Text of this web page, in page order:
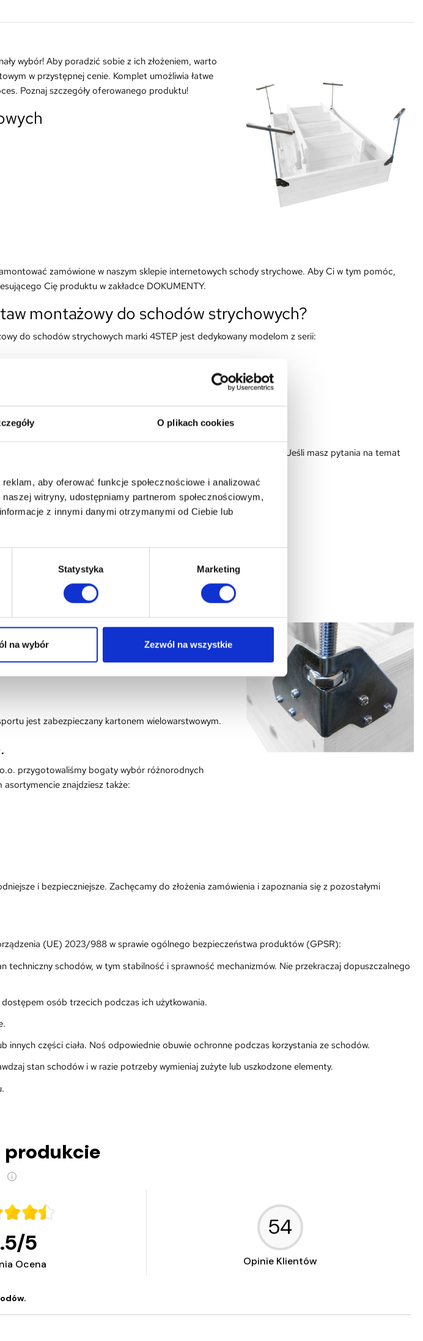
O plikach cookies
aby oferować funkcje społecznościowe i analizować
witryny, udostępniamy partnerom społecznościowym,
z innymi danymi otrzymanymi od Ciebie lub
Statystyka Marketing
na wybór Zezwól na wszystkie
wybór! Aby poradzić sobie z ich złożeniem, warto
w przystępnej cenie. Komplet umożliwia łatwe
Poznaj szczegóły oferowanego produktu!
zamówione w naszym sklepie internetowych schody strychowe. Aby Ci w tym pomóc,
Cię produktu w zakładce DOKUMENTY.
montażowy do schodów strychowych?
do schodów strychowych marki 4STEP jest dedykowany modelom z serii:
w przypadku montażu schodów strychowych innych producentów. Jeśli masz pytania na temat
lub mailowo – nasze zespół z chęcią Ci pomoże.
4STEP, należy mieć na uwadze, że:
lub kotwami.
strychowych 4STEP
interesującego Cię modelu. W zakładce
znalazł się właśnie proponowany komplet
jest zabezpieczany kartonem wielowarstwowym.
przygotowaliśmy bogaty wybór różnorodnych
znajdziesz także:
i bezpieczniejsze. Zachęcamy do złożenia zamówienia i zapoznania się z pozostałymi
(UE) 2023/988 w sprawie ogólnego bezpieczeństwa produktów (GPSR):
techniczny schodów, w tym stabilność i sprawność mechanizmów. Nie przekraczaj dopuszczalnego
osób trzecich podczas ich użytkowania.
innych części ciała. Noś odpowiednie obuwie ochronne podczas korzystania ze schodów.
stan schodów i w razie potrzeby wymieniaj zużyte lub uszkodzone elementy.
produkcie
/5
Ocena
54
Opinie Klientów